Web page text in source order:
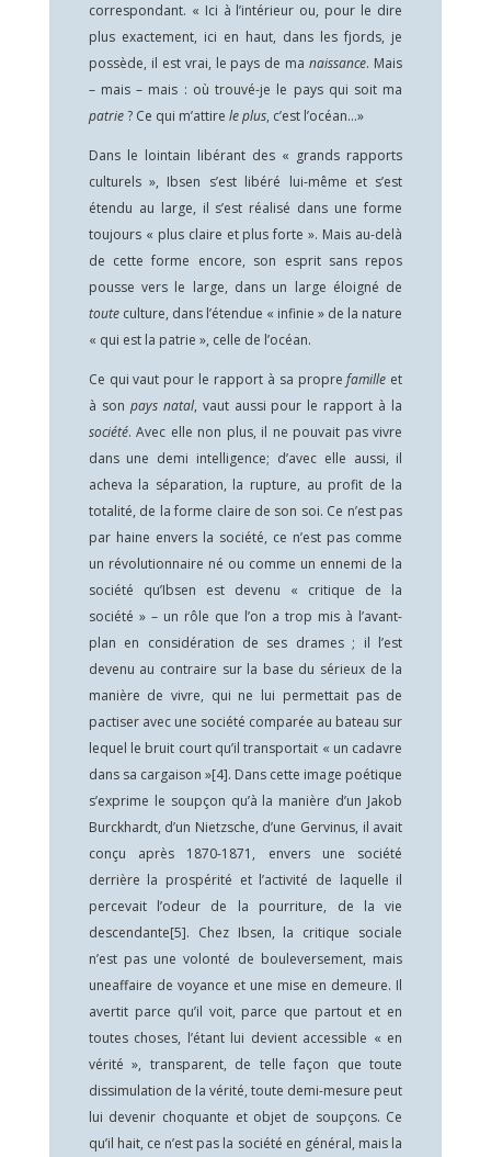
correspondant. « Ici à l’intérieur ou, pour le dire
plus exactement, ici en haut, dans les fjords, je
possède, il est vrai, le pays de manaissance. Mais
– mais – mais : où trouvé-je le pays qui soit ma
patrie? Ce qui m’attire le plus, c’est l’océan…»
Dans le lointain libérant des « grands rapports
culturels », Ibsen s’est libéré lui-même et s’est
étendu au large, il s’est réalisé dans une forme
toujours « plus claire et plus forte ». Mais au-delà
de cette forme encore, son esprit sans repos
pousse vers le large, dans un large éloigné de
toute culture, dans l’étendue « infinie » de la nature
« qui est la patrie », celle de l’océan.
Ce qui vaut pour le rapport à sa proprefamille et
à son pays natal, vaut aussi pour le rapport à la
société. Avec elle non plus, il ne pouvait pas vivre
dans une demi intelligence; d’avec elle aussi, il
acheva la séparation, la rupture, au profit de la
totalité, de la forme claire de son soi. Ce n’est pas
par haine envers la société, ce n’est pas comme
un révolutionnaire né ou comme un ennemi de la
société qu’Ibsen est devenu « critique de la
société » – un rôle que l’on a trop mis à l’avant-
plan en considération de ses drames ; il l’est
devenu au contraire sur la base du sérieux de la
manière de vivre, qui ne lui permettait pas de
pactiser avec une société comparée au bateau sur
lequel le bruit court qu’il transportait « un cadavre
dans sa cargaison »[4]. Dans cette image poétique
s’exprime le soupçon qu’à la manière d’un Jakob
Burckhardt, d’un Nietzsche, d’une Gervinus, il avait
conçu après 1870-1871, envers une société
derrière la prospérité et l’activité de laquelle il
percevait l’odeur de la pourriture, de la vie
descendante[5]. Chez Ibsen, la critique sociale
n’est pas une volonté de bouleversement, mais
uneaffaire de voyance et une mise en demeure. Il
avertit parce qu’il voit, parce que partout et en
toutes choses, l’étant lui devient accessible « en
vérité », transparent, de telle façon que toute
dissimulation de la vérité, toute demi-mesure peut
lui devenir choquante et objet de soupçons. Ce
qu’il hait, ce n’est pas la société en général, mais la